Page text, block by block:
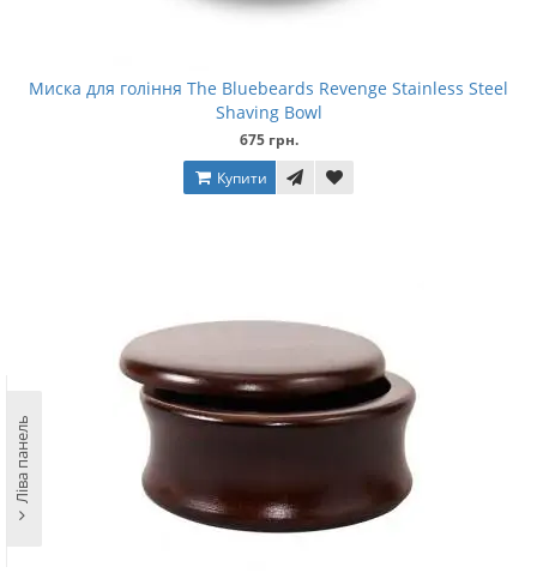
Миска для гоління The Bluebeards Revenge Stainless Steel
Shaving Bowl
675 грн.
Купити
Ліва панель